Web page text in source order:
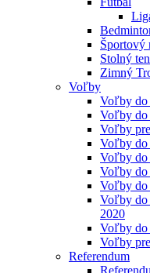
Športový
Stolný
Zimný
Voľby
Voľby do
Voľby do
Voľby
Voľby do
Voľby do
Voľby do
Voľby do
Voľby do
2020
Voľby do
Voľby
Referendum